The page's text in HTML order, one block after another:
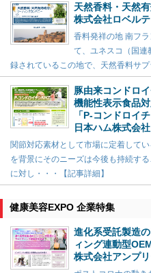
天然香料・天然
株式会社ロベルテ
香料発祥の地 南フ
て、ユネスコ（国連
録されているこの地で、天然香料サプ
豚由来コンドロ
機能性表示食品
「P-コンドロイ
日本ハム株式会社
関節対応素材として市場に定着して
を背景にそのニーズは今後も持続す
に対し・・・【記事詳細】
健康美容EXPO 企業特集
進化系受託製造
ィング連動型OEM
株式会社アンプ